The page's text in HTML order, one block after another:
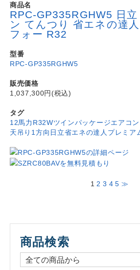
商品名
RPC-GP335RGHW5 日立
ン てんつり 省エネの達
フォー R32
型番
RPC-GP335RGHW5
販売価格
1,037,300円(税込)
タグ
12馬力 R32Wツインパッケージエアコン
天吊り1方向 日立省エネの達人プレミア
1 2 3 4 5 ≫
商品検索